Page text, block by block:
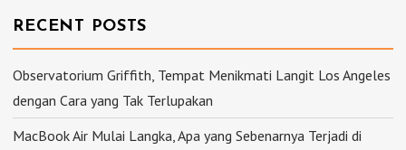
RECENT POSTS
Observatorium Griffith, Tempat Menikmati Langit Los Angeles
dengan Cara yang Tak Terlupakan
MacBook Air Mulai Langka, Apa yang Sebenarnya Terjadi di